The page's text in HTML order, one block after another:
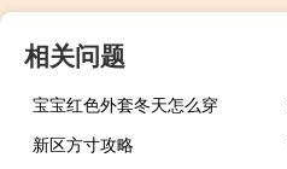
相关问题
宝宝红色外套冬天怎么穿
新区方寸攻略